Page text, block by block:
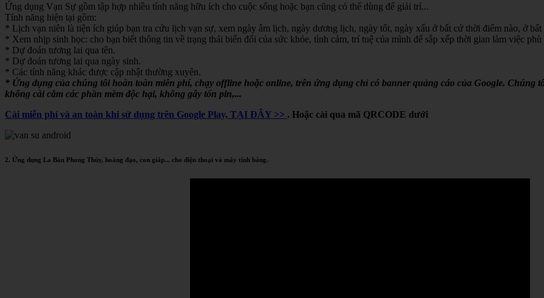
Ứng dụng Vạn Sự gồm tập hợp nhiều tính năng hữu ích cho cuộc sống hoặc bạn cũng có thể dùng để giải trí...
Tính năng hiện tại gồm:
* Lịch vạn niên là tiện ích giúp bạn tra cứu lịch vạn sự, xem ngày âm lịch, ngày dương lịch, ngày tốt, ngày xấu ở bất cứ thời điểm nào, ở bất
* Xem nhịp sinh học: cho bạn biết thông tin về trạng thái biến đổi của sức khỏe, tình cảm, trí tuệ của mình để sắp xếp thời gian làm việc phù
* Dự đoán tương lai qua tên.
* Dự đoán tương lai qua ngày sinh.
* Các tính năng khác được cập nhật thường xuyên.
* Ứng dụng của chúng tôi hoàn toàn miễn phí, chạy offline hoặc online, trên ứng dụng chỉ có banner quảng cáo của Google. Chúng
không cài cắm các phần mềm độc hại, không gây tốn pin,...
Cài miễn phí và an toàn khi sử dụng trên Google Play, TẠI ĐÂY >> . Hoặc cài qua mã QRCODE dưới
2. Ứng dụng La Bàn Phong Thủy, hoàng đạo, con giáp... cho điện thoại và máy tính bảng.